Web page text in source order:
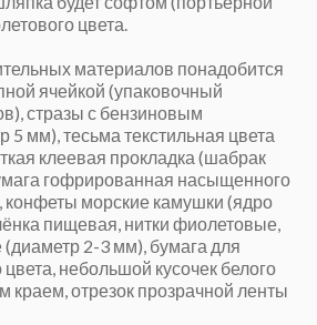
цвета.
материалов понадобится
ячейкой (упаковочный
стразы с бензиновым
5 мм), тесьма текстильная цвета
клеевая прокладка (шабрак
гофрированная насыщенного
конфеты морские камушки (ядро
пищевая, нитки фиолетовые,
2-3 мм), бумага для
цвета, небольшой кусочек белого
краем, отрезок прозрачной ленты